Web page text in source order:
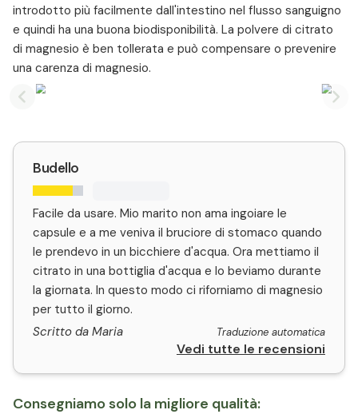
introdotto più facilmente dall'intestino nel flusso sanguigno
e quindi ha una buona biodisponibilità. La polvere di citrato
di magnesio è ben tollerata e può compensare o prevenire
una carenza di magnesio.
Previous slide
Budello
Facile da usare. Mio marito non ama ingoiare le
capsule e a me veniva il bruciore di stomaco quando
le prendevo in un bicchiere d'acqua. Ora mettiamo il
citrato in una bottiglia d'acqua e lo beviamo durante
la giornata. In questo modo ci riforniamo di magnesio
per tutto il giorno.
Scritto da Maria
Traduzione automatica
Vedi tutte le recensioni
Consegniamo solo la migliore qualità: